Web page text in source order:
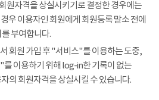
원자격을 상실시키기로 결정한 경우에는
우 이용자인 회원에게 회원등록 말소 전에
부여합니다.
회원 가입 후 "서비스"를 이용하는 도중,
이용하기 위해 log-in한 기록이 없는
의 회원자격을 상실시킬 수 있습니다.